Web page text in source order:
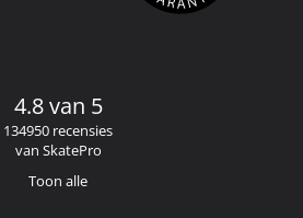
4.8 van 5
134950 recensies
van SkatePro
Toon alle